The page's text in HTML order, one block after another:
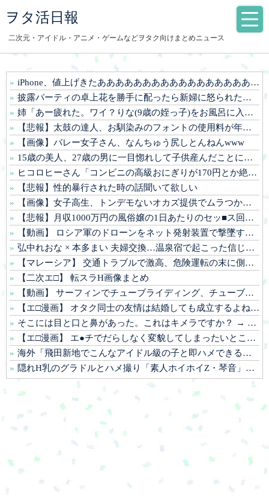
ヲタ活日報
二次元・アイドル・アニメ・ゲームなどヲタク向けまとめニュース
iPhone、値上げきたああああああああああああああああああああああああああああ！！！
披露パーティの卓上花を勝手に配ったら新婦に怒られた。ホテルに戻った翌日、会場費が未払いだと新郎に連絡が入り…ザマーみろ。
姉「あー疲れた。ワイ？りな(9歳の姪っ子)をお風呂に入れてきて～～～」ワイ(24)「あい」⇒！！！
【悲報】太鼓の達人、お馴染みのフォントの使用料が年間6万から年間320万になったので変更に
【画像】バレー女子さん、なんちゅう尻しとんねんwww
15歳の美人、27歳の男に一目惚れして子供産んだことに嫉妬して批判殺到
ヒコロヒーさん「コンビニの高級おにぎりが170円とか絶対買わない」とか薄すぎるトークをかましてしまう
【悲報】性的暴行された時の話聞いて欲しい
【画像】女子高生、トンデモないオカズ提供でムラつかせてしまうwww
【悲報】月収1000万円の風俗嬢の1日あたりのセッ■ス回数がこちら
【動画】 ロシア軍のドローンをネット発射装置で撃墜するウクライナ。
弘中れおな × 本多まい 夫婦交換…温泉宿で起こった信じられないエ●チな出来事。
【マレーシア】 交通トラブルで激高、危険運転の末に側溝へ転落 車は大破、男に重い法的責任も
【二次エ□】 転スラH画像まとめ
【動画】 サーフィンでチューブライディング、チューブの中からの映像が凄い
【エ□漫画】 オタク同士の友情は結婚しても成立するよね？ 〜元・女友達と不倫セッ●ス〜
そこには目と口と鼻があった。これはキメラですか？ → 謎の生物はこちらです…
【エ□漫画】 エ●チでだらしなく変貌してしまったいとこのお姉ちゃんにチン●ン搾り取られちゃうショタ君…！
海外「飛田新地でこんなアイドル級の子と即ハメできるのかよ」⇒ 晒された無修正動画がコチラ
隠れH乳のグラドルとハメ撮り「素人ホイホイZ・琴音」（綾瀬ことね）